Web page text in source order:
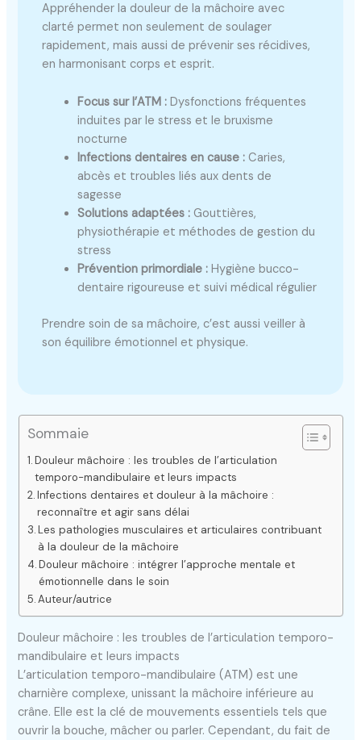
Appréhender la douleur de la mâchoire avec
clarté permet non seulement de soulager
rapidement, mais aussi de prévenir ses récidives,
en harmonisant corps et esprit.
Focus sur l’ATM : Dysfonctions fréquentes
induites par le stress et le bruxisme
nocturne
Infections dentaires en cause : Caries,
abcès et troubles liés aux dents de
sagesse
Solutions adaptées : Gouttières,
physiothérapie et méthodes de gestion du
stress
Prévention primordiale : Hygiène bucco-
dentaire rigoureuse et suivi médical régulier
Prendre soin de sa mâchoire, c’est aussi veiller à
son équilibre émotionnel et physique.
Sommaie
Douleur mâchoire : les troubles de l’articulation
temporo-mandibulaire et leurs impacts
Infections dentaires et douleur à la mâchoire :
reconnaître et agir sans délai
Les pathologies musculaires et articulaires contribuant
à la douleur de la mâchoire
Douleur mâchoire : intégrer l’approche mentale et
émotionnelle dans le soin
Auteur/autrice
Douleur mâchoire : les troubles de l’articulation temporo-
mandibulaire et leurs impacts
L’articulation temporo-mandibulaire (ATM) est une
charnière complexe, unissant la mâchoire inférieure au
crâne. Elle est la clé de mouvements essentiels tels que
ouvrir la bouche, mâcher ou parler. Cependant, du fait de